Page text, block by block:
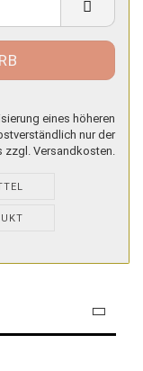
eines höheren
nur der
zzgl. Versandkosten.